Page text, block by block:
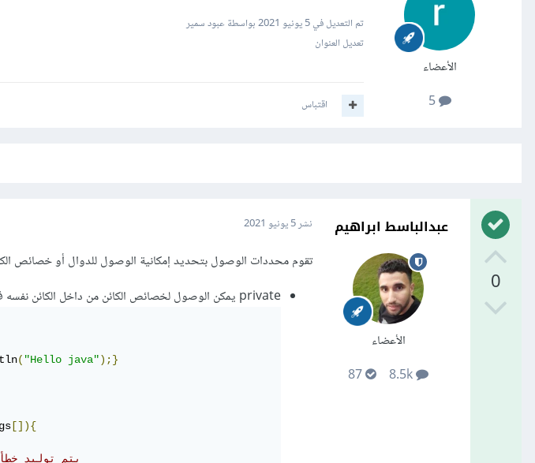
الأعضاء
5
تم التعديل في5 يونيو 2021
بواسطة عبود سمير
تعديل العنوان
اقتباس
0
عبدالباسط ابراهيم
الأعضاء
نشر5 يونيو 2021
تقوم محددات الوصول بتحديد إمكانية الوصول للدوال أو خصائص
private يمكن الوصول لخصائص الكائن من داخل الكائن نفسه فقط كمثال
( "Hello java");}
[]){
//يتم توليد خطأ